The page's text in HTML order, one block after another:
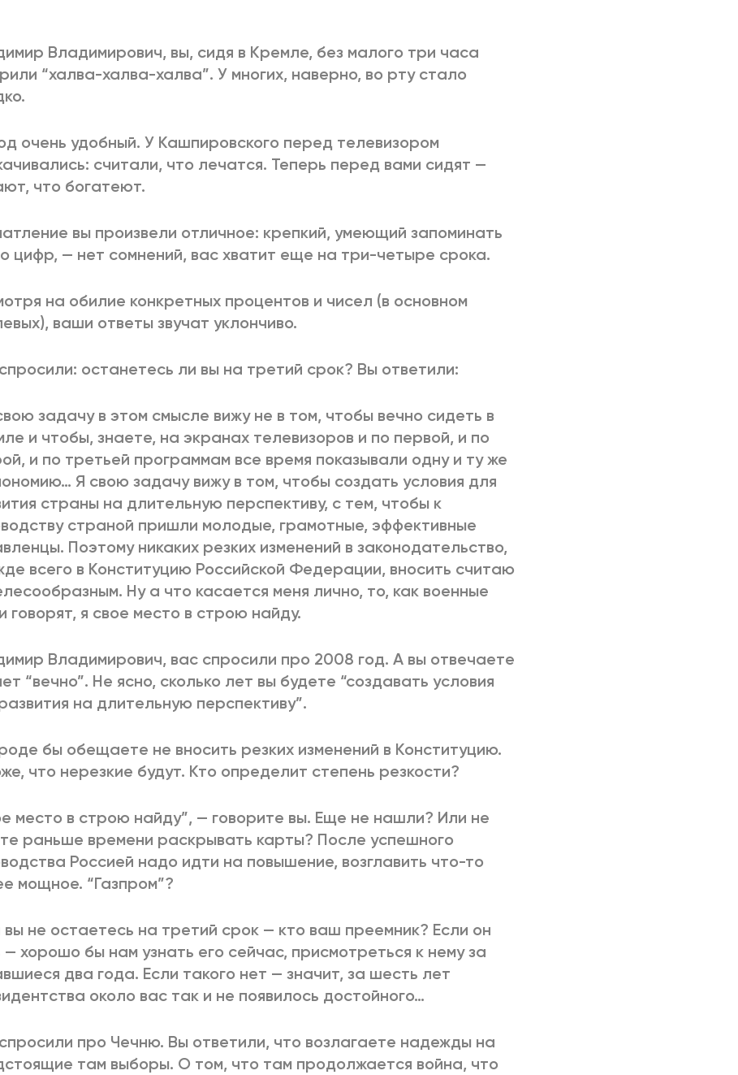
ПОДРОБНЕЕ
Владимирович, вы, сидя в Кремле, без малого три часа
“халва-халва-халва”. У многих, наверно, во рту стало
очень удобный. У Кашпировского перед телевизором
считали, что лечатся. Теперь перед вами сидят —
что богатеют.
вы произвели отличное: крепкий, умеющий запоминать
цифр, — нет сомнений, вас хватит еще на три-четыре срока.
на обилие конкретных процентов и чисел (в основном
ваши ответы звучат уклончиво.
останетесь ли вы на третий срок? Вы ответили:
задачу в этом смысле вижу не в том, чтобы вечно сидеть в
и чтобы, знаете, на экранах телевизоров и по первой, и по
и по третьей программам все время показывали одну и ту же
Я свою задачу вижу в том, чтобы создать условия для
страны на длительную перспективу, с тем, чтобы к
страной пришли молодые, грамотные, эффективные
Поэтому никаких резких изменений в законодательство,
всего в Конституцию Российской Федерации, вносить считаю
Ну а что касается меня лично, то, как военные
говорят, я свое место в строю найду.
Владимирович, вас спросили про 2008 год. А вы отвечаете
“вечно”. Не ясно, сколько лет вы будете “создавать условия
на длительную перспективу”.
бы обещаете не вносить резких изменений в Конституцию.
что нерезкие будут. Кто определит степень резкости?
место в строю найду”, — говорите вы. Еще не нашли? Или не
раньше времени раскрывать карты? После успешного
Россией надо идти на повышение, возглавить что-то
мощное. “Газпром”?
вы не остаетесь на третий срок — кто ваш преемник? Если он
— хорошо бы нам узнать его сейчас, присмотреться к нему за
два года. Если такого нет — значит, за шесть лет
около вас так и не появилось достойного…
про Чечню. Вы ответили, что возлагаете надежды на
там выборы. О том, что там продолжается война, что